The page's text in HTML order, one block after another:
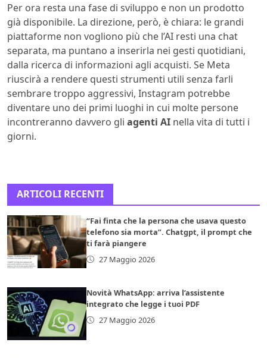
Per ora resta una fase di sviluppo e non un prodotto
già disponibile. La direzione, però, è chiara: le grandi
piattaforme non vogliono più che l’AI resti una chat
separata, ma puntano a inserirla nei gesti quotidiani,
dalla ricerca di informazioni agli acquisti. Se Meta
riuscirà a rendere questi strumenti utili senza farli
sembrare troppo aggressivi, Instagram potrebbe
diventare uno dei primi luoghi in cui molte persone
incontreranno davvero gli agenti AI nella vita di tutti i
giorni.
ARTICOLI RECENTI
“Fai finta che la persona che usava questo
telefono sia morta”. Chatgpt, il prompt che
ti farà piangere
27 Maggio 2026
Novità WhatsApp: arriva l’assistente
integrato che legge i tuoi PDF
27 Maggio 2026